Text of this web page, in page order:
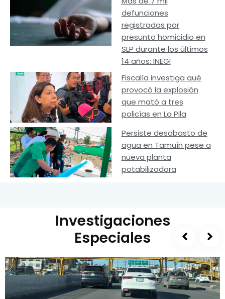
defunciones
registradas por
presunto homicidio en
SLP durante los últimos
14 años: INEGI
Fiscalía investiga qué
provocó la explosión
que mató a tres
policías en La Pila
Persiste desabasto de
agua en Tamuín pese a
nueva planta
potabilizadora
Investigaciones
Especiales